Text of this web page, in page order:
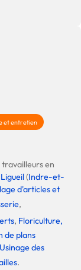
et entretien
travailleurs en
Ligueil(Indre-et-
d'articles et
,
, Floriculture,
de plans
Usinage des
.